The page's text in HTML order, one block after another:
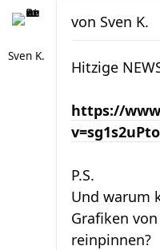
Sven K.
von Sven K.
Hitzige
https://
P.S.
Und warum
Grafiken
reinpinnen?